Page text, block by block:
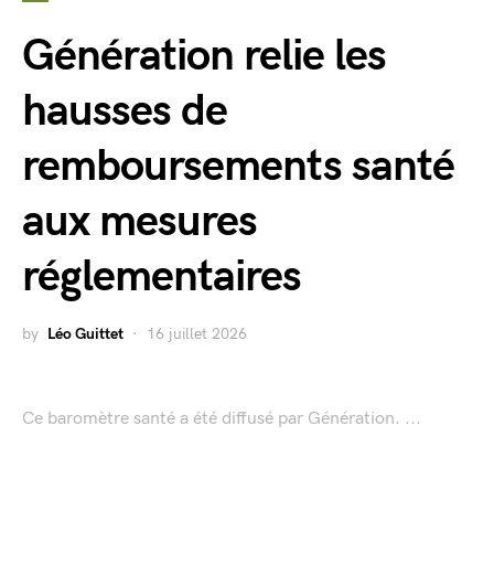
Génération relie les
hausses de
remboursements santé
aux mesures
réglementaires
by Léo Guittet 16 juillet 2026
Ce baromètre santé a été diffusé par Génération. ...